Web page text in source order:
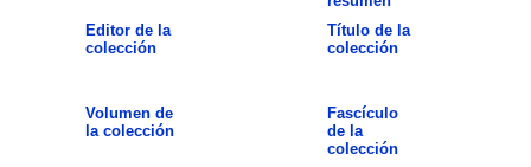
Editor de la
colección
Título de la
colección
Volumen de
la colección
Fascículo
de la
colección